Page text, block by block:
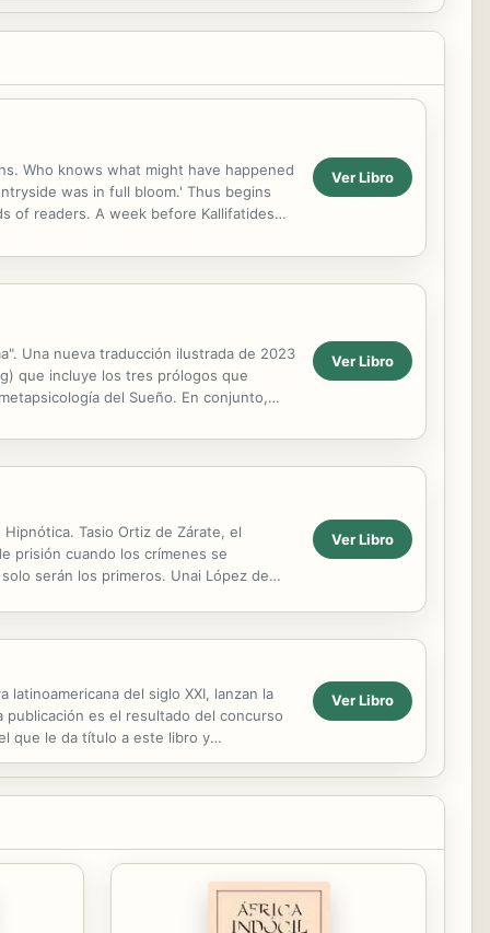
Who knows what might have happened
was in full bloom.' Thus begins
of readers. A week before Kallifatides
Ver Libro
Una nueva traducción ilustrada de 2023
que incluye los tres prólogos que
del Sueño. En conjunto,
Ver Libro
Tasio Ortiz de Zárate, el
prisión cuando los crímenes se
serán los primeros. Unai López de
Ver Libro
del siglo XXI, lanzan la
es el resultado del concurso
que le da título a este libro y
Ver Libro